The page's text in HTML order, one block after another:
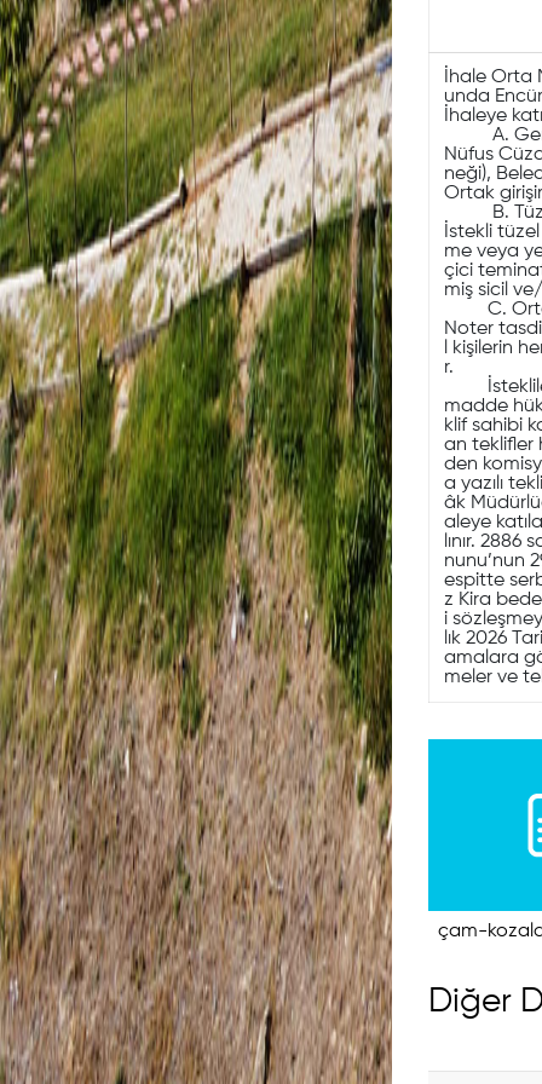
İhale Orta
unda
İhaleye
A.
Nüfus
neği),
Ortak
B.
İstekli
me veya
çici
miş sicil
C. Ortak
Noter
l kişilerin
r.
İstekliler
madde
klif sahibi
an teklifler
den
a yazılı
âk
aleye
lınır.
nunu’nun
espitte
z Kira
i
lık 2026
amalara
meler ve
çam-
Diğer